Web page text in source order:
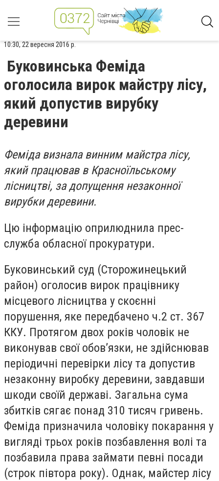
10:30, 22 вересня 2016 р.
Буковинська Феміда
оголосила вирок майстру лісу,
який допустив вирубку
деревини
Феміда визнала винним майстра лісу,
який працював в Красноїльському
лісництві, за допущення незаконної
вирубки деревини.
Цю інформацію оприлюднила прес-
служба обласної прокуратури.
Буковинський суд (Сторожинецький
район) оголосив вирок працівнику
місцевого лісництва у скоєнні
порушення, яке передбачено ч.2 ст. 367
ККУ. Протягом двох років чоловік не
виконував свої обов’язки, не здійснював
періодичні перевірки лісу та допустив
незаконну виробку деревини, завдавши
шкоди своїй державі. Загальна сума
збитків сягає понад 310 тисяч гривень.
Феміда призначила чоловіку покарання у
вигляді трьох років позбавлення волі та
позбавила права займати певні посади
(строк півтора року). Однак, майстер лісу